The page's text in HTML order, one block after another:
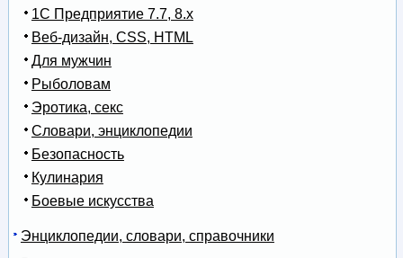
1С Предприятие 7.7, 8.x
Веб-дизайн, CSS, HTML
Для мужчин
Рыболовам
Эротика, секс
Словари, энциклопедии
Безопасность
Кулинария
Боевые искусства
Энциклопедии, словари, справочники